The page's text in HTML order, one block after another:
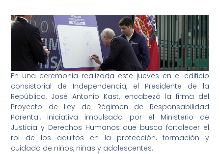
En una ceremonia realizada este jueves en el edificio
consistorial de Independencia, el Presidente de la
República, José Antonio Kast, encabezó la firma del
Proyecto de Ley de Régimen de Responsabilidad
Parental, iniciativa impulsada por el Ministerio de
Justicia y Derechos Humanos que busca fortalecer el
rol de los adultos en la protección, formación y
cuidado de niños, niñas y adolescentes.